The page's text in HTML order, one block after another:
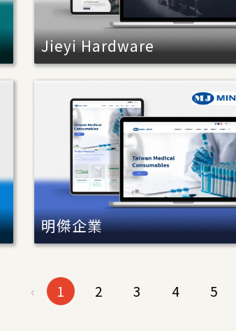
Jieyi Hardware
明傑企業
‹ 1 2 3 4 5